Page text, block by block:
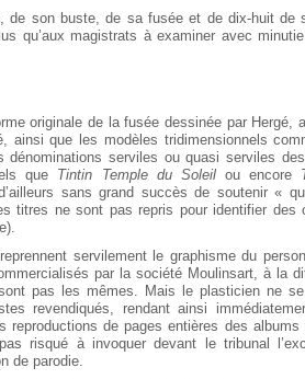
de son buste, de sa fusée et de dix-huit de
qu’aux magistrats à examiner avec
originale de la fusée dessinée par Hergé,
ainsi que les modèles tridimensionnels
serviles ou quasi serviles
que Tintin Temple du Soleilou encore
sans grand succès de soutenir «
titres ne sont pas repris pour identifier
servilement le graphisme du
par la société Moulinsart, à la
pas les mêmes. Mais le plasticien ne
revendiqués, rendant ainsi
reproductions de pages entières des
risqué à invoquer devant le tribunal
de parodie.